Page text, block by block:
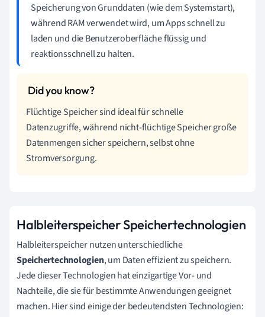
Speicherung von Grunddaten (wie dem Systemstart),
während RAM verwendet wird, um Apps schnell zu
laden und die Benutzeroberfläche flüssig und
reaktionsschnell zu halten.
Flüchtige Speicher sind ideal für schnelle
Datenzugriffe, während nicht-flüchtige Speicher große
Datenmengen sicher speichern, selbst ohne
Stromversorgung.
Halbleiterspeicher Speichertechnologien
Halbleiterspeicher nutzen unterschiedliche
Speichertechnologien, um Daten effizient zu speichern.
Jede dieser Technologien hat einzigartige Vor- und
Nachteile, die sie für bestimmte Anwendungen geeignet
machen. Hier sind einige der bedeutendsten Technologien: